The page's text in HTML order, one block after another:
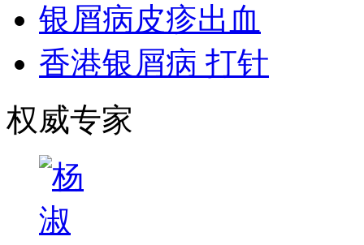
银屑病皮疹出血
香港银屑病 打针
权威专家